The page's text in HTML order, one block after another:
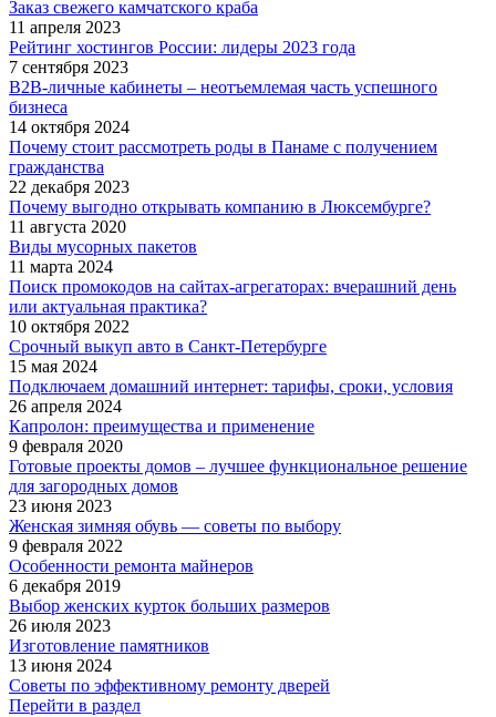
Заказ свежего камчатского краба
11 апреля 2023
Рейтинг хостингов России: лидеры 2023 года
7 сентября 2023
B2B-личные кабинеты – неотъемлемая часть успешного
бизнеса
14 октября 2024
Почему стоит рассмотреть роды в Панаме с получением
гражданства
22 декабря 2023
Почему выгодно открывать компанию в Люксембурге?
11 августа 2020
Виды мусорных пакетов
11 марта 2024
Поиск промокодов на сайтах-агрегаторах: вчерашний день
или актуальная практика?
10 октября 2022
Срочный выкуп авто в Санкт-Петербурге
15 мая 2024
Подключаем домашний интернет: тарифы, сроки, условия
26 апреля 2024
Капролон: преимущества и применение
9 февраля 2020
Готовые проекты домов – лучшее функциональное решение
для загородных домов
23 июня 2023
Женская зимняя обувь — советы по выбору
9 февраля 2022
Особенности ремонта майнеров
6 декабря 2019
Выбор женских курток больших размеров
26 июля 2023
Изготовление памятников
13 июня 2024
Советы по эффективному ремонту дверей
Перейти в раздел